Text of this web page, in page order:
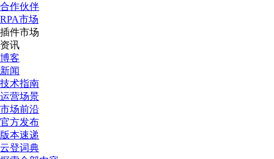
合作伙伴
RPA市场
插件市场
资讯
博客
新闻
技术指南
运营场景
市场前沿
官方发布
版本速递
云登词典